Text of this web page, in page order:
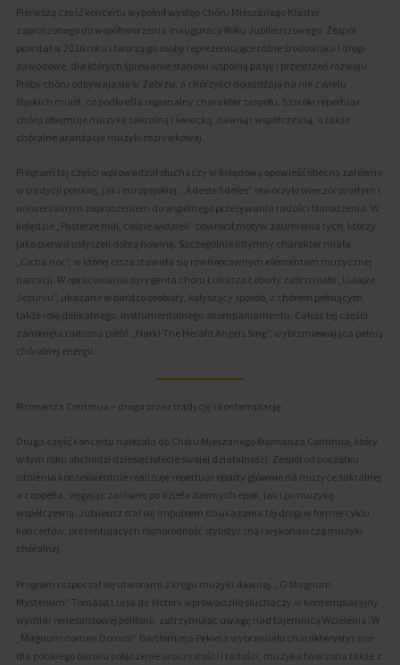
Pierwszą część koncertu wypełnił występ Chóru Mieszanego Klaster,
zaproszonego do współtworzenia inauguracji Roku Jubileuszowego. Zespół
powstał w 2016 roku i tworzą go osoby reprezentujące różne środowiska i drogi
zawodowe, dla których śpiewanie stanowi wspólną pasję i przestrzeń rozwoju.
Próby chóru odbywają się w Zabrzu, a chórzyści dojeżdżają na nie z wielu
śląskich miast, co podkreśla regionalny charakter zespołu. Szeroki repertuar
chóru obejmuje muzykę sakralną i świecką, dawną i współczesną, a także
chóralne aranżacje muzyki rozrywkowej.
Program tej części wprowadzał słuchaczy w kolędową opowieść obecną zarówno
w tradycji polskiej, jak i europejskiej. „Adeste fideles” otworzyło wieczór prostym i
uniwersalnym zaproszeniem do wspólnego przeżywania radości Narodzenia. W
kolędzie „Pasterze mili, coście widzieli” powrócił motyw zdumienia tych, którzy
jako pierwsi usłyszeli dobrą nowinę. Szczególnie intymny charakter miała
„Cicha noc”, w której cisza stawała się równoprawnym elementem muzycznej
narracji. W opracowaniu dyrygenta chóru Łukasza Łobody zabrzmiało „Lulajże
Jezuniu”, ukazane w bardzo osobisty, kołyszący sposób, z chórem pełniącym
także rolę delikatnego, instrumentalnego akompaniamentu. Całość tej części
zamknęła radosna pieśń „Hark! The Herald Angels Sing”, wybrzmiewająca pełnią
chóralnej energii.
Risonanza Continua – droga przez tradycję i kontemplację
Druga część koncertu należała do Chóru Mieszanego Risonanza Continua, który
w tym roku obchodzi dziesięciolecie swojej działalności. Zespół od początku
istnienia konsekwentnie realizuje repertuar oparty głównie na muzyce sakralnej
a cappella, sięgając zarówno po dzieła dawnych epok, jak i po muzykę
współczesną. Jubileusz stał się impulsem do ukazania tej drogi w formie cyklu
koncertów, prezentujących różnorodność stylistyczną i wykonawczą muzyki
chóralnej.
Program rozpoczął się utworami z kręgu muzyki dawnej. „O Magnum
Mysterium” Tomása Luisa de Victorii wprowadziło słuchaczy w kontemplacyjny
wymiar renesansowej polifonii, zatrzymując uwagę nad tajemnicą Wcielenia. W
„Magnum nomen Domini” Bartłomieja Pękiela wybrzmiało charakterystyczne
dla polskiego baroku połączenie uroczystości i radości, muzyka tworzona także z